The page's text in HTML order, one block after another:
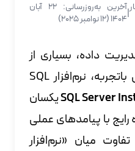
|
آخرین به‌روزرسانی: ۲۲ آبان
۱۴۰۴ (12 نوامبر 2025)
داده، بسیاری از
متخصصان تازه‌کار و حتی باتجربه، نرم‌افزار SQL
SQL Serverیکسان
رایج با پیامدهای عملی
میان «نرم‌افزار